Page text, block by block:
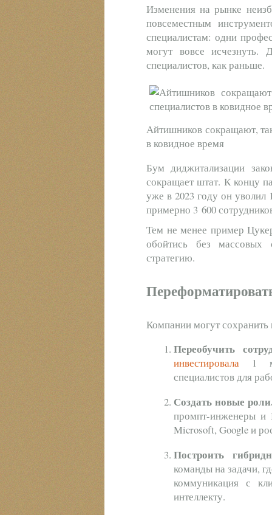
Изменения на рынке
повсеместным
специалистам: одни
могут вовсе
специалистов, как раньше.
Айтишников сокращают,
в ковидное время
Бум диджитализации
сокращает штат. К концу
уже в 2023 году он
примерно 3 600
Тем не менее пример
обойтись без массовых
стратегию.
Компании могут
Переобучить
инвестировала 1
специалистов для
Создать новые
промпт-инженеры и
Microsoft, Google и
Построить
команды на задачи,
коммуникация с
интеллекту.